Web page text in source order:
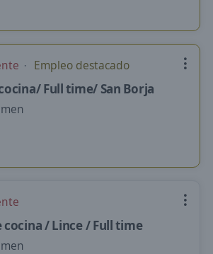
Empleo destacado
Full time/ San Borja
/ Lince / Full time